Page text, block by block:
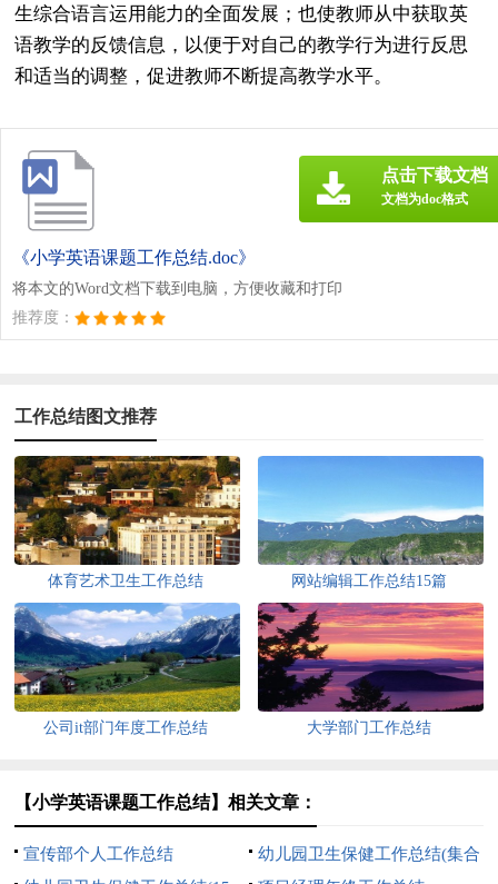
生综合语言运用能力的全面发展；也使教师从中获取英
语教学的反馈信息，以便于对自己的教学行为进行反思
和适当的调整，促进教师不断提高教学水平。
《小学英语课题工作总结.doc》
将本文的Word文档下载到电脑，方便收藏和打印
推荐度：
点击下载文档
文档为doc格式
工作总结图文推荐
体育艺术卫生工作总结 网站编辑工作总结15篇
公司it部门年度工作总结 大学部门工作总结
【小学英语课题工作总结】相关文章：
宣传部个人工作总结
幼儿园卫生保健工作总结(集合